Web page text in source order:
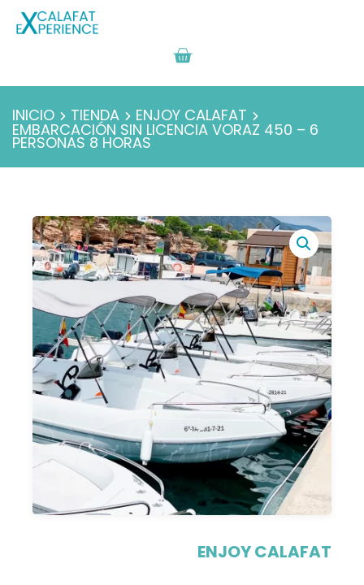
INICIO TIENDA ENJOY CALAFAT
EMBARCACIÓN SIN LICENCIA VORAZ 450 – 6
PERSONAS 8 HORAS
ENJOY CALAFAT